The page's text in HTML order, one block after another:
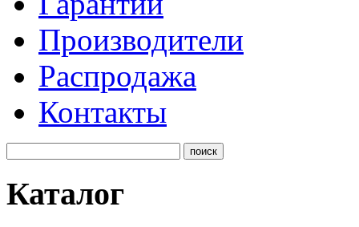
Производители
Распродажа
Контакты
Каталог